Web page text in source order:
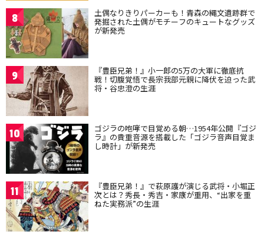
8 土偶なりきりパーカーも！青森の縄文遺跡群で
発掘された土偶がモチーフのキュートなグッズ
が新発売
9 『豊臣兄弟！』小一郎の5万の大軍に徹底抗
戦！切腹覚悟で長宗我部元親に降伏を迫った武
将・谷忠澄の生涯
10 ゴジラの咆哮で目覚める朝…1954年公開『ゴジ
ラ』の貴重音源を搭載した「ゴジラ音声目覚ま
し時計」が新発売
11 『豊臣兄弟！』で萩原護が演じる武将・小堀正
次とは？秀長・秀吉・家康が重用、“出家を重
ねた実務派”の生涯